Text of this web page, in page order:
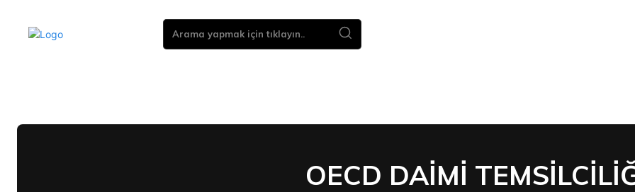
Arama yapmak için tıklayın..
OECD DAİMİ